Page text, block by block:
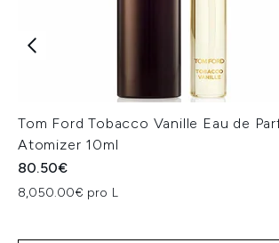
Tom Ford Tobacco Vanille Eau de
Atomizer 10ml
80.50€
8,050.00€ pro L